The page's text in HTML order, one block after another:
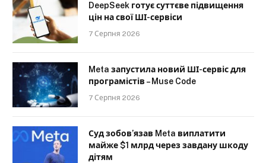
DeepSeek готує суттєве підвищення
цін на свої ШІ-сервіси
7 Серпня 2026
Meta запустила новий ШІ-сервіс для
програмістів – Muse Code
7 Серпня 2026
Суд зобов’язав Meta виплатити
майже $1 млрд через завдану шкоду
дітям